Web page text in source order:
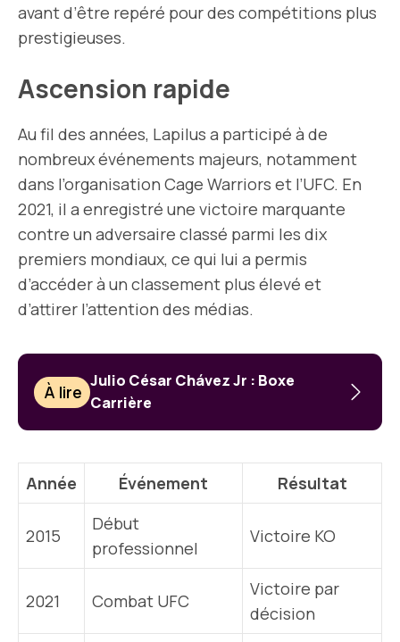
avant d’être repéré pour des compétitions plus
prestigieuses.
Ascension rapide
Au fil des années, Lapilus a participé à de
nombreux événements majeurs, notamment
dans l’organisation Cage Warriors et l’UFC. En
2021, il a enregistré une victoire marquante
contre un adversaire classé parmi les dix
premiers mondiaux, ce qui lui a permis
d’accéder à un classement plus élevé et
d’attirer l’attention des médias.
À lire
Julio César Chávez Jr : Boxe
Carrière
Année Événement Résultat
2015
Début
professionnel
Victoire KO
2021 Combat UFC
Victoire par
décision